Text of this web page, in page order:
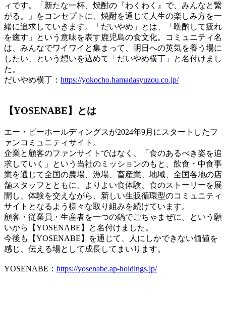
ィです。「新たな一杯、焼酎の『わくわく』で、みんなと繋
がる。」をコンセプトに、焼酎を通じて人生の楽しみ方を一
緒に追求していきます。「だいやめ」とは、「晩酌して疲れ
を癒す」という意味を表す鹿児島の食文化。コミュニティ名
は、みんなでワイワイと集まって、明日への英気を養う場に
したい、という想いを込めて「だいやめ横丁」と名付けまし
た。
だいやめ横丁： https://yokocho.hamadasyuzou.co.jp/
【YOSENABE】とは
エー・ピーホールディングスが2024年9月にスタートしたフ
ァンコミュニティサイト。
企業と顧客のファンサイトではなく、「食のあるべき姿を追
求していく」という当社のミッションのもと、飲食・中食事
業を通じて全国の農場、漁場、畜産業、地域、全国各地の店
舗スタッフとともに、よりよい食体験、食のストーリーを展
開し、体験を交えながら、新しい生販循環型のコミュニティ
サイトとなるよう様々な取り組みを続けています。
顧客・従業員・生産者を一つの鍋でごちゃまぜに。という願
いから【YOSENABE】と名付けました。
今後も【YOSENABE】を通じて、人にしかできない価値を
感じ、伝える場として成長してまいります。
YOSENABE： https://yosenabe.ap-holdings.jp/